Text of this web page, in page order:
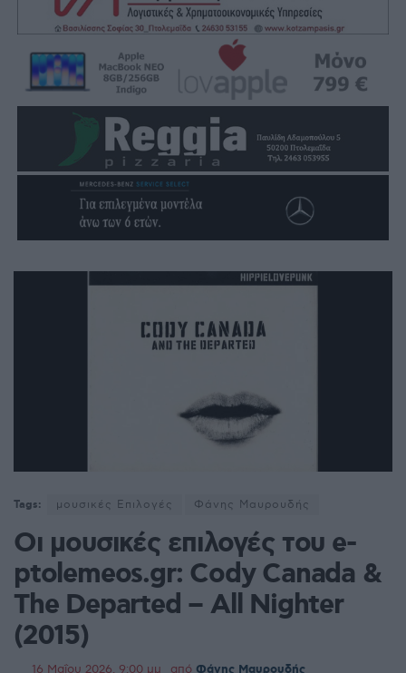
Tags: μουσικές Επιλογές Φάνης Μαυρουδής
Οι μουσικές επιλογές του e-
ptolemeos.gr: Cody Canada &
The Departed – All Nighter
(2015)
16 Μαΐου 2026, 9:00 μμ από